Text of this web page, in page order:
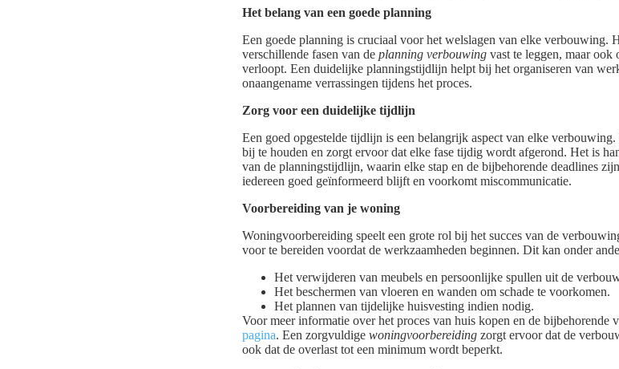
Het belang van een goede planning
Een goede planning is cruciaal voor het welslagen van elke verbouwing.
verschillende fasen van de planning verbouwing vast te leggen, maar ook
verloopt. Een duidelijke planningstijdlijn helpt bij het organiseren van
onaangename verrassingen tijdens het proces.
Zorg voor een duidelijke tijdlijn
Een goed opgestelde tijdlijn is een belangrijk aspect van elke
bij te houden en zorgt ervoor dat elke fase tijdig wordt afgerond. Het is
van de planningstijdlijn, waarin elke stap en de bijbehorende deadlines
iedereen goed geïnformeerd blijft en voorkomt miscommunicatie.
Voorbereiding van je woning
Woningvoorbereiding speelt een grote rol bij het succes van de
voor te bereiden voordat de werkzaamheden beginnen. Dit kan onder
Het verwijderen van meubels en persoonlijke spullen uit de
Het beschermen van vloeren en wanden om schade te voorkomen.
Het plannen van tijdelijke huisvesting indien nodig.
Voor meer informatie over het proces van huis kopen en de bijbehorende
pagina. Een zorgvuldige woningvoorbereiding zorgt ervoor dat de
ook dat de overlast tot een minimum wordt beperkt.